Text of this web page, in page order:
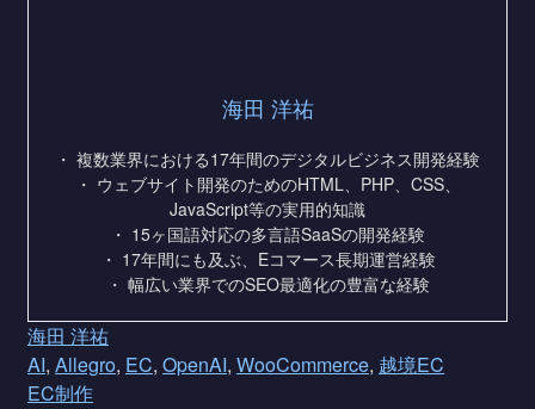
海田 洋祐
・ 複数業界における17年間のデジタルビジネス開発経験
・ ウェブサイト開発のためのHTML、PHP、CSS、
JavaScript等の実用的知識
・ 15ヶ国語対応の多言語SaaSの開発経験
・ 17年間にも及ぶ、Eコマース長期運営経験
・ 幅広い業界でのSEO最適化の豊富な経験
海田 洋祐
AI, Allegro, EC, OpenAI, WooCommerce, 越境EC
EC制作